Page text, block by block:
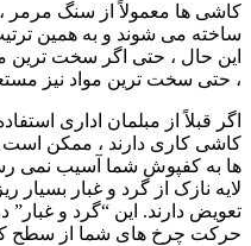
کاشی ها معمولاً از سنگ مرمر
ساخته می شوند و به همین
این حال ، حتی اگر سخت ترین
، حتی سخت ترین مواد نیز
اگر قبلاً از مبلمان اداری
کاشی کاری دارند ، ممکن است
ها به کفپوش شما آسیب نمی
لایه نازک از گرد و غبار بسیار
تعویض دارند. این “گرد و
حرکت چرخ های شما از سطح